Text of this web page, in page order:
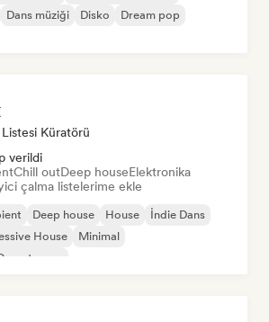
Dans müziği Disko
Dream pop
Küratörü
verildi
Chill outDeep houseElektronika
çalma listelerime ekle
Deep house House
İndie Dans
House
Minimal